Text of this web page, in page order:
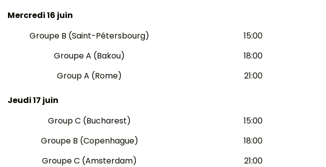
Mercredi 16 juin
Groupe B (Saint-Pétersbourg)
15:00
Groupe A (Bakou)
18:00
Group A (Rome)
21:00
Jeudi 17 juin
Group C (Bucharest)
15:00
Groupe B (Copenhague)
18:00
Groupe C (Amsterdam)
21:00